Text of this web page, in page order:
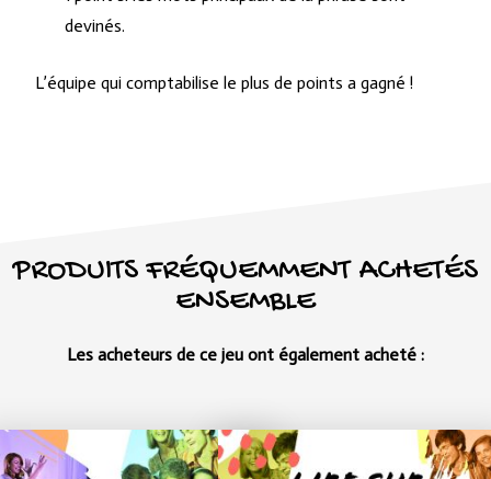
devinés.
L’équipe qui comptabilise le plus de points a gagné !
PRODUITS FRÉQUEMMENT ACHETÉS
ENSEMBLE
Les acheteurs de ce jeu ont également acheté :